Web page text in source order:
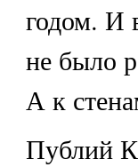
годом. И
не было
А к
Публий